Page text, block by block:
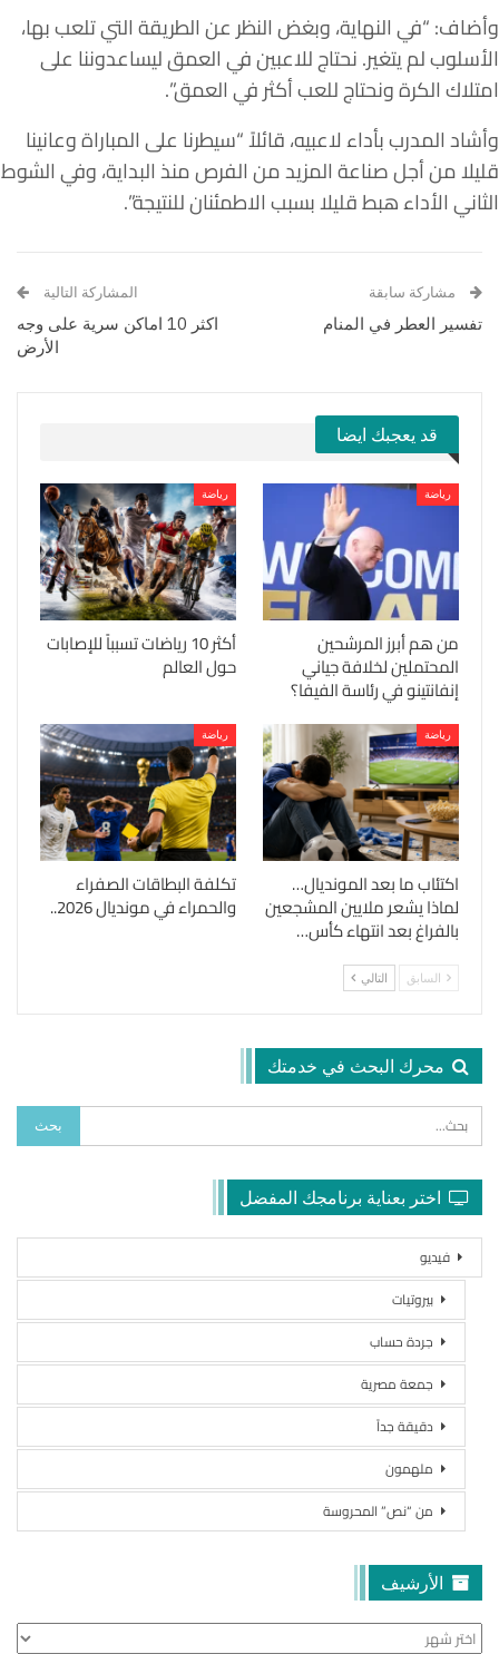
وأضاف: “في النهاية، وبغض النظر عن الطريقة التي تلعب بها،
الأسلوب لم يتغير. نحتاج للاعبين في العمق ليساعدوننا على
امتلاك الكرة ونحتاج للعب أكثر في العمق”.
وأشاد المدرب بأداء لاعبيه، قائلاً “سيطرنا على المباراة وعانينا
قليلا من أجل صناعة المزيد من الفرص منذ البداية، وفي الشوط
الثاني الأداء هبط قليلا بسبب الاطمئنان للنتيجة”.
مشاركة سابقة
تفسير العطر في المنام
المشاركة التالية
اكثر 10 اماكن سرية على وجه
الأرض
قد يعجبك ايضا
رياضة
من هم أبرز المرشحين
المحتملين لخلافة جياني
إنفانتينو في رئاسة الفيفا؟
رياضة
أكثر 10 رياضات تسبباً للإصابات
حول العالم
رياضة
اكتئاب ما بعد المونديال…
لماذا يشعر ملايين المشجعين
بالفراغ بعد انتهاء كأس…
رياضة
تكلفة البطاقات الصفراء
والحمراء في مونديال 2026..
السابق التالي
محرك البحث في خدمتك
اختر بعناية برنامجك المفضل
فيديو
بيروتيات
جردة حساب
جمعة مصرية
دقيقة جداً
ملهمون
من “نص” المحروسة
الأرشيف
الأرشيف